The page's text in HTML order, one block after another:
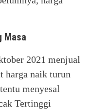
Masa
2021 menjual
harga naik turun
menyesal
Tertinggi